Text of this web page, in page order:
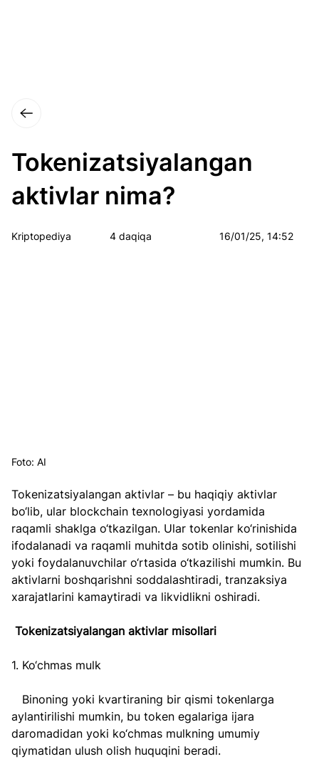
Tokenizatsiyalangan
aktivlar nima?
Kriptopediya 4 daqiqa 16/01/25, 14:52
Foto: AI
Tokenizatsiyalangan aktivlar – bu haqiqiy aktivlar
bo‘lib, ular blockchain texnologiyasi yordamida
raqamli shaklga o‘tkazilgan. Ular tokenlar ko‘rinishida
ifodalanadi va raqamli muhitda sotib olinishi, sotilishi
yoki foydalanuvchilar o‘rtasida o‘tkazilishi mumkin. Bu
aktivlarni boshqarishni soddalashtiradi, tranzaksiya
xarajatlarini kamaytiradi va likvidlikni oshiradi.
Tokenizatsiyalangan aktivlar misollari
1. Ko‘chmas mulk
aylantirilishi mumkin, bu token egalariga ijara
daromadidan yoki ko‘chmas mulkning umumiy
qiymatidan ulush olish huquqini beradi.